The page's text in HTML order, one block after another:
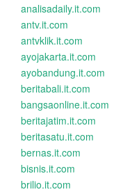
analisadaily.it.com
antv.it.com
antvklik.it.com
ayojakarta.it.com
ayobandung.it.com
beritabali.it.com
bangsaonline.it.com
beritajatim.it.com
beritasatu.it.com
bernas.it.com
bisnis.it.com
brilio.it.com